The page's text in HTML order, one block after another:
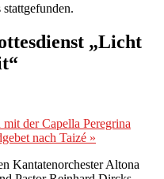
„Licht
der Capella Peregrina
nach Taizé »
Kantatenorchester Altona